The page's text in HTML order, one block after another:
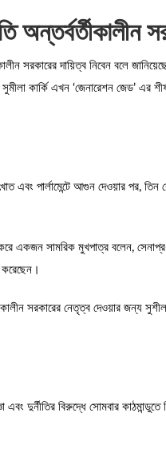
অন্তর্বর্তীকালীন
সরকারের দায়িত্ব নিবেন বলে
সুমীলা কার্কি এখন ‘জেনারেশন জেড’ এর
এবং পার্লামেন্টে আগুন দেওয়ার পর,
একজন সামরিক মুখপাত্র বলেন,
করেছেন।
সরকারের নেতৃত্ব দেওয়ার জন্য
এবং দুর্নীতির বিরুদ্ধে সোমবার